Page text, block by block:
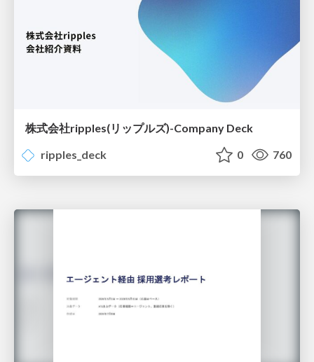
株式会社ripples(リップルズ)-Company Deck
ripples_deck
0 760